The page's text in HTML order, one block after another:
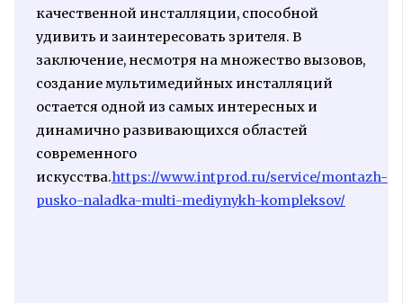
качественной инсталляции, способной
удивить и заинтересовать зрителя. В
заключение, несмотря на множество вызовов,
создание мультимедийных инсталляций
остается одной из самых интересных и
динамично развивающихся областей
современного
искусства.https://www.intprod.ru/service/montazh-
pusko-naladka-multi-mediynykh-kompleksov/